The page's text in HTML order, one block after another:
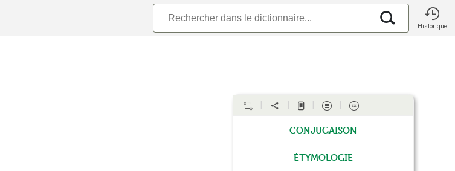
Historique
conjugaison
étymologie